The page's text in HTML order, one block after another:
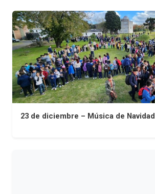
23 de diciembre – Música de Navidad